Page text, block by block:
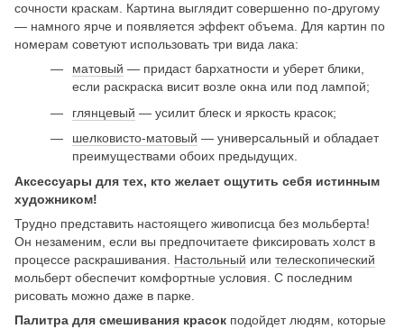
сочности краскам. Картина выглядит совершенно по-другому
— намного ярче и появляется эффект объема. Для картин по
номерам советуют использовать три вида лака:
матовый — придаст бархатности и уберет блики,
если раскраска висит возле окна или под лампой;
глянцевый — усилит блеск и яркость красок;
шелковисто-матовый — универсальный и обладает
преимуществами обоих предыдущих.
Аксессуары для тех, кто желает ощутить себя истинным
художником!
Трудно представить настоящего живописца без мольберта!
Он незаменим, если вы предпочитаете фиксировать холст в
процессе раскрашивания. Настольный или телескопический
мольберт обеспечит комфортные условия. С последним
рисовать можно даже в парке.
Палитра для смешивания красок подойдет людям, которые